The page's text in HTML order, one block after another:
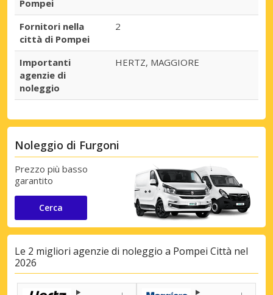
Pompei
Fornitori nella
città di Pompei
2
Importanti
agenzie di
noleggio
HERTZ, MAGGIORE
Noleggio di Furgoni
Prezzo più basso
garantito
Cerca
Le 2 migliori agenzie di noleggio a Pompei Città nel
2026